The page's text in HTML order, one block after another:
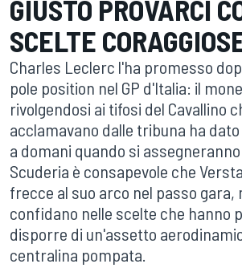
GIUSTO PROVARCI
SCELTE
Charles Leclerc l'ha promesso
pole position nel GP d'Italia: il
rivolgendosi ai tifosi del Cavallino
acclamavano dalle tribuna ha
a domani quando si
Scuderia è consapevole che
frecce al suo arco nel passo gara,
confidano nelle scelte che hanno
disporre di un'assetto
centralina pompata.